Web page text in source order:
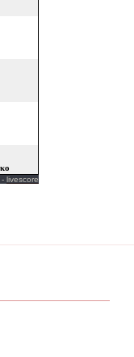
- livescore